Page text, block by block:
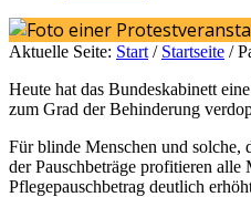
Aktuelle Seite: Start / Startseite /
Heute hat das Bundeskabinett
zum Grad der Behinderung
Für blinde Menschen und solche,
der Pauschbeträge profitieren
Pflegepauschbetrag deutlich